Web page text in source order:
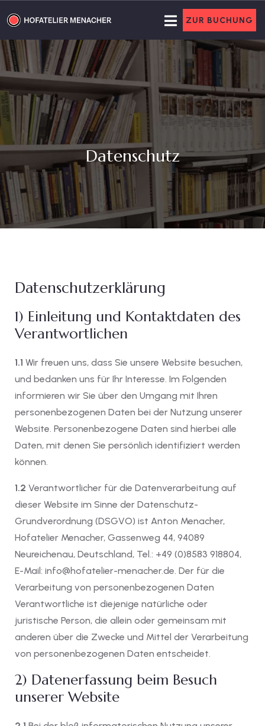
ZUR BUCHUNG
Datenschutz
Datenschutzerklärung
1) Einleitung und Kontaktdaten des
Verantwortlichen
1.1 Wir freuen uns, dass Sie unsere Website besuchen,
und bedanken uns für Ihr Interesse. Im Folgenden
informieren wir Sie über den Umgang mit Ihren
personenbezogenen Daten bei der Nutzung unserer
Website. Personenbezogene Daten sind hierbei alle
Daten, mit denen Sie persönlich identifiziert werden
können.
1.2 Verantwortlicher für die Datenverarbeitung auf
dieser Website im Sinne der Datenschutz-
Grundverordnung (DSGVO) ist Anton Menacher,
Hofatelier Menacher, Gassenweg 44, 94089
Neureichenau, Deutschland, Tel.: +49 (0)8583 918804,
E-Mail: info@hofatelier-menacher.de. Der für die
Verarbeitung von personenbezogenen Daten
Verantwortliche ist diejenige natürliche oder
juristische Person, die allein oder gemeinsam mit
anderen über die Zwecke und Mittel der Verarbeitung
von personenbezogenen Daten entscheidet.
2) Datenerfassung beim Besuch
unserer Website